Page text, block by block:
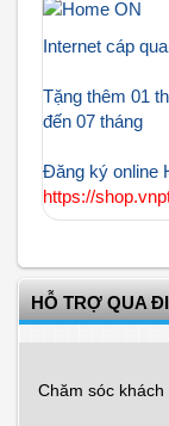
Internet cáp
Tặng thêm 01
đến 07 tháng
Đăng ký online
https://
HỖ TRỢ QUA
Chăm sóc khách